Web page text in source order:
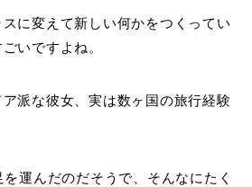
に変えて新しい何かをつくってい
いですよね。
派な彼女、実は数ヶ国の旅行経験
を運んだのだそうで、そんなにたく